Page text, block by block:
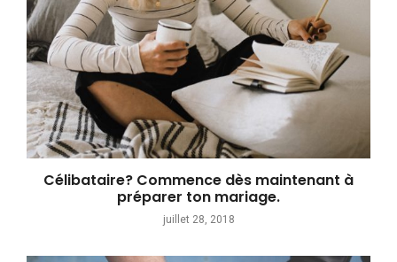
Célibataire? Commence dès maintenant à
préparer ton mariage.
juillet 28, 2018